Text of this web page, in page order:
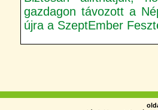
gazdagon távozott a
újra a SzeptEmber